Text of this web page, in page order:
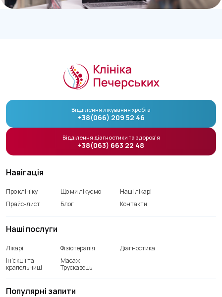
Навігація
Про клініку Що ми лікуємо
Наші лікарі
Прайс-лист
Блог Контакти
Наші послуги
Лікарі Фізіотерапія
Діагностика
Ін’єкції та
крапельниці
Масаж-
Трускавець
Популярні запити
Відділення лікування хребта
+38(066) 209 52 46
Відділення діагностики та здоров’я
+38(063) 663 22 48